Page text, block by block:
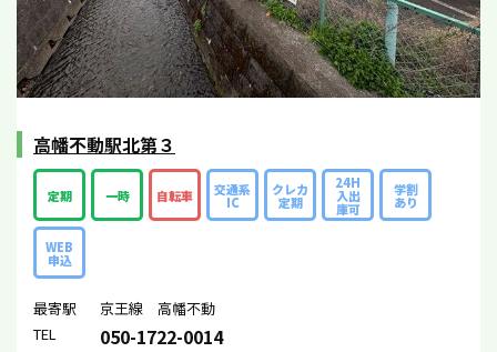
高幡不動駅北第３
定期 一時 自転車 交通系
IC
クレカ
定期
24H
入出
庫可
学割
あり
WEB
申込
最寄駅
京王線 高幡不動
TEL
050-1722-0014